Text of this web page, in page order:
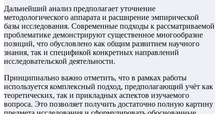
Дальнейший анализ предполагает уточнение
методологического аппарата и расширение эмпирической
базы исследования. Современные подходы к рассматриваемой
проблематике демонстрируют существенное многообразие
позиций, что обусловлено как общим развитием научного
знания, так и спецификой конкретных направлений
исследовательской деятельности.
Принципиально важно отметить, что в рамках работы
используется комплексный подход, предполагающий учёт как
теоретических, так и прикладных аспектов изучаемого
вопроса. Это позволяет получить достаточно полную картину